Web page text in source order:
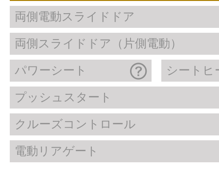
両側電動スライドドア
両側スライドドア（片側電動）
パワーシート シートヒ
プッシュスタート
クルーズコントロール
電動リアゲート